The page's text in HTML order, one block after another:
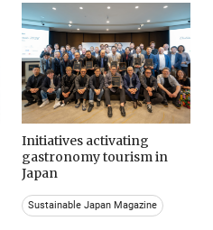
Initiatives activating
gastronomy tourism in
Japan
Sustainable Japan Magazine